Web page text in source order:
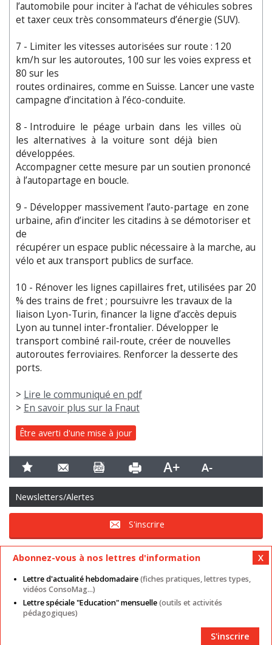
l’automobile pour inciter à l’achat de véhicules sobres
et taxer ceux très consommateurs d’énergie (SUV).
7 - Limiter les vitesses autorisées sur route : 120
km/h sur les autoroutes, 100 sur les voies express et
80 sur les
routes ordinaires, comme en Suisse. Lancer une vaste
campagne d’incitation à l’éco-conduite.
8 - Introduire le péage urbain dans les villes où
les alternatives à la voiture sont déjà bien
développées.
Accompagner cette mesure par un soutien prononcé
à l’autopartage en boucle.
9 - Développer massivement l’auto-partage en zone
urbaine, afin d’inciter les citadins à se démotoriser et
de
récupérer un espace public nécessaire à la marche, au
vélo et aux transport publics de surface.
10 - Rénover les lignes capillaires fret, utilisées par 20
% des trains de fret ; poursuivre les travaux de la
liaison Lyon-Turin, financer la ligne d’accès depuis
Lyon au tunnel inter-frontalier. Développer le
transport combiné rail-route, créer de nouvelles
autoroutes ferroviaires. Renforcer la desserte des
ports.
> Lire le communiqué en pdf
> En savoir plus sur la Fnaut
Être averti d'une mise à jour
Newsletters/Alertes
S'inscrire
Mentions légales Nos autres sites CGU
Données personnelles
Abonnez-vous à nos lettres d'information
Lettre d'actualité hebdomadaire(fiches pratiques, lettres types,
vidéos ConsoMag...)
Lettre spéciale "Education" mensuelle(outils et activités
pédagogiques)
S'inscrire